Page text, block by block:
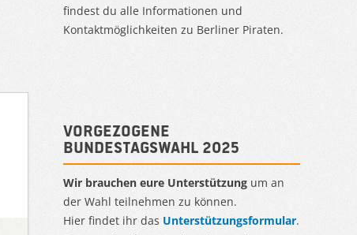
findest du alle Informationen und
Kontaktmöglichkeiten zu Berliner Piraten.
Vorgezogene
Bundestagswahl 2025
Wir brauchen eure Unterstützung um an
der Wahl teilnehmen zu können.
Hier findet ihr das Unterstützungsformular.